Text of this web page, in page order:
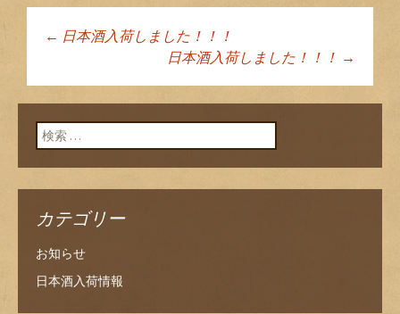
投稿ナビゲーショ
ン
← 日本酒入荷しました！！！
日本酒入荷しました！！！ →
検索:
カテゴリー
お知らせ
日本酒入荷情報